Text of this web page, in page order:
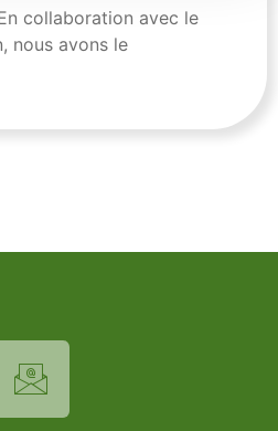
collaboration avec le
nous avons le